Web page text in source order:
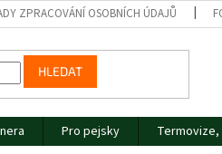
ZPRACOVÁNÍ OSOBNÍCH ÚDAJŮ
HLEDAT
Pro pejsky